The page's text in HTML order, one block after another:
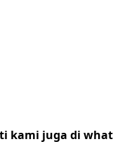
kami juga di